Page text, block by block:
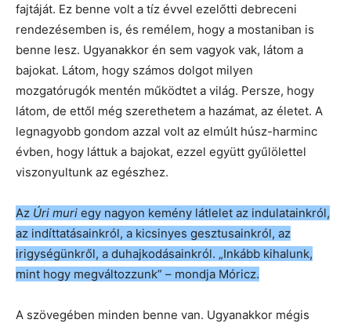
fajtáját. Ez benne volt a tíz évvel ezelőtti debreceni
rendezésemben is, és remélem, hogy a mostaniban is
benne lesz. Ugyanakkor én sem vagyok vak, látom a
bajokat. Látom, hogy számos dolgot milyen
mozgatórugók mentén működtet a világ. Persze, hogy
látom, de ettől még szerethetem a hazámat, az életet. A
legnagyobb gondom azzal volt az elmúlt húsz-harminc
évben, hogy láttuk a bajokat, ezzel együtt gyűlölettel
viszonyultunk az egészhez.
Az Úri muri egy nagyon kemény látlelet az indulatainkról,
az indíttatásainkról, a kicsinyes gesztusainkról, az
irigységünkről, a duhajkodásainkról. „Inkább kihalunk,
mint hogy megváltozzunk” – mondja Móricz.
A szövegében minden benne van. Ugyanakkor mégis